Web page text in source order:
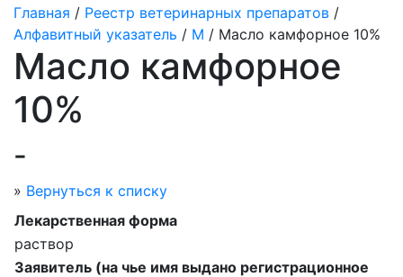
Главная / Реестр ветеринарных препаратов /
Алфавитный указатель / М / Масло камфорное 10%
Масло камфорное
10%
-
» Вернуться к списку
Лекарственная форма
раствор
Заявитель (на чье имя выдано регистрационное